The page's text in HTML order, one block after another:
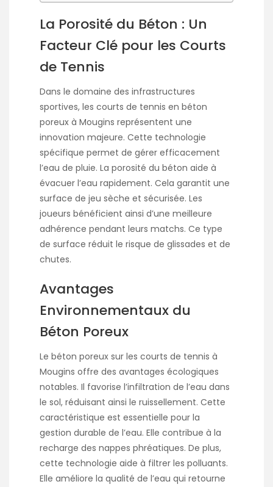
La Porosité du Béton : Un
Facteur Clé pour les Courts
de Tennis
Dans le domaine des infrastructures
sportives, les courts de tennis en béton
poreux à Mougins représentent une
innovation majeure. Cette technologie
spécifique permet de gérer efficacement
l’eau de pluie. La porosité du béton aide à
évacuer l’eau rapidement. Cela garantit une
surface de jeu sèche et sécurisée. Les
joueurs bénéficient ainsi d’une meilleure
adhérence pendant leurs matchs. Ce type
de surface réduit le risque de glissades et de
chutes.
Avantages
Environnementaux du
Béton Poreux
Le béton poreux sur les courts de tennis à
Mougins offre des avantages écologiques
notables. Il favorise l’infiltration de l’eau dans
le sol, réduisant ainsi le ruissellement. Cette
caractéristique est essentielle pour la
gestion durable de l’eau. Elle contribue à la
recharge des nappes phréatiques. De plus,
cette technologie aide à filtrer les polluants.
Elle améliore la qualité de l’eau qui retourne